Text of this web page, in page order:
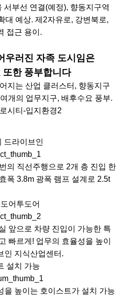
부선 연결(예정), 향동지구역
대 예상. 제2자유로, 강변북로,
접근 용이.
우러진 자족 도시임은
또한 풍부합니다
지는 산업 클러스터, 향동지구
개의 업무지구, 배후수요 풍부.
드라이브인
의 직선주행으로 2개 층 진입 한
폭 3.8m 광폭 램프 설계로 2.5t
어투도어
앞으로 차량 진입이 가능한 특
빠르게! 업무의 효율성을 높이
인 지식산업센터.
설치 가능
을 높이는 호이스트가 설치 가능